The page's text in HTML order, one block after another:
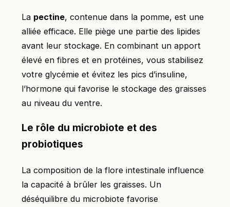
La pectine, contenue dans la pomme, est une
alliée efficace. Elle piège une partie des lipides
avant leur stockage. En combinant un apport
élevé en fibres et en protéines, vous stabilisez
votre glycémie et évitez les pics d’insuline,
l’hormone qui favorise le stockage des graisses
au niveau du ventre.
Le rôle du microbiote et des
probiotiques
La composition de la flore intestinale influence
la capacité à brûler les graisses. Un
déséquilibre du microbiote favorise